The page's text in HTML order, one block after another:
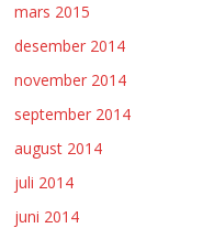
mars 2015
desember 2014
november 2014
september 2014
august 2014
juli 2014
juni 2014